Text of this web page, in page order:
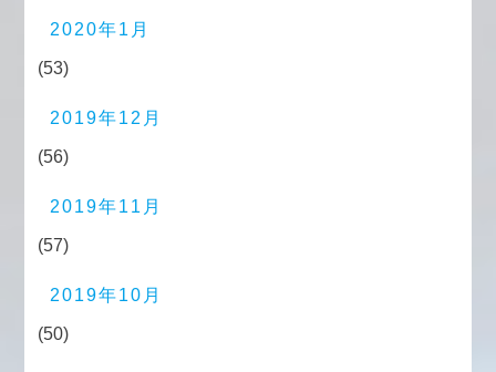
2020年1月
(53)
2019年12月
(56)
2019年11月
(57)
2019年10月
(50)